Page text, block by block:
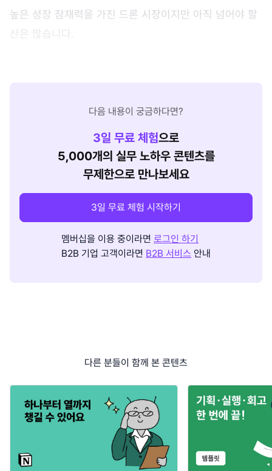
높은 성장 잠재력을 가진 드론 시장이지만 아직 넘어야 할
산은 많습니다.
다음 내용이 궁금하다면?
3일 무료 체험으로
5,000개의 실무 노하우 콘텐츠를
무제한으로 만나보세요
3일 무료 체험 시작하기
멤버십을 이용 중이라면 로그인 하기
B2B 기업 고객이라면 B2B 서비스 안내
다른 분들이 함께 본 콘텐츠